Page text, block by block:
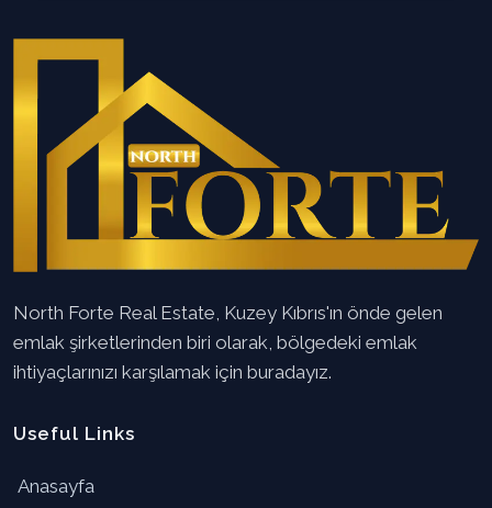
North Forte Real Estate, Kuzey Kıbrıs'ın önde gelen
emlak şirketlerinden biri olarak, bölgedeki emlak
ihtiyaçlarınızı karşılamak için buradayız.
Useful Links
Anasayfa